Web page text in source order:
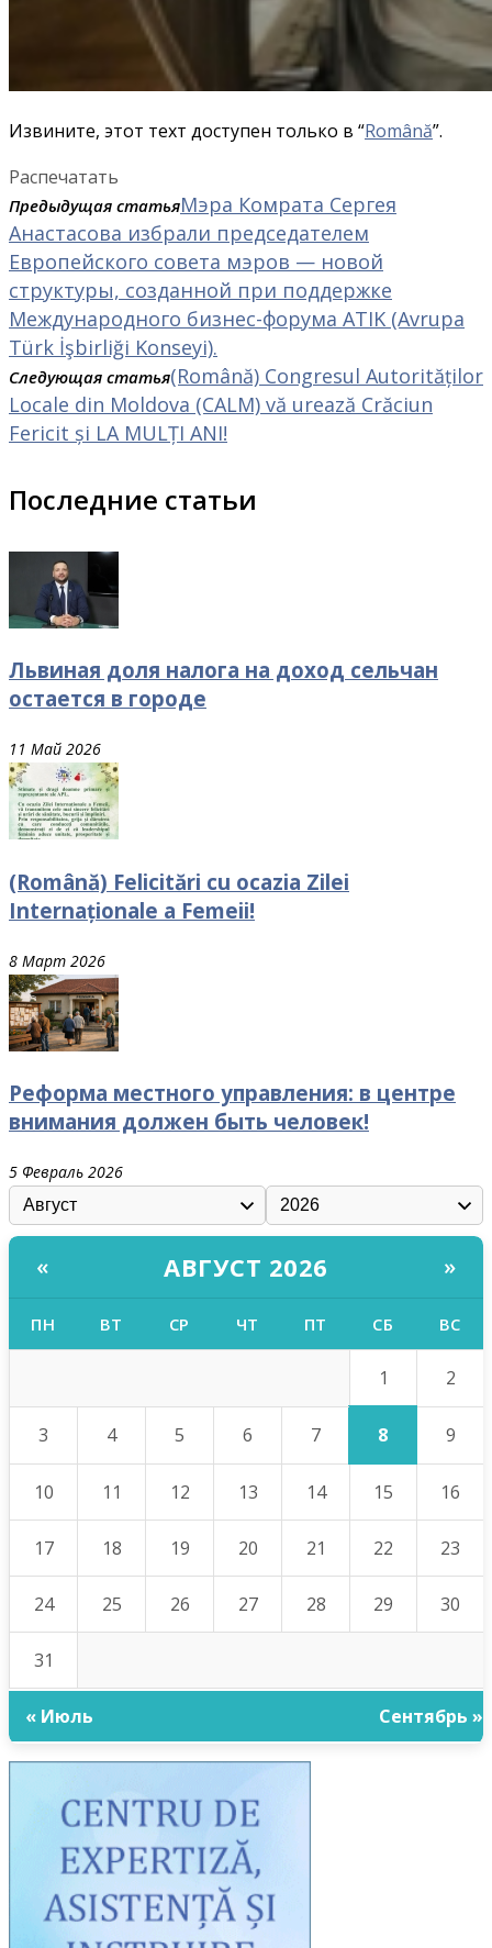
Извините, этот техт доступен только в “Română”.
Распечатать
Предыдущая статьяМэра Комрата Сергея
Анастасова избрали председателем
Европейского совета мэров — новой
структуры, созданной при поддержке
Международного бизнес-форума ATIK (Avrupa
Türk İşbirliği Konseyi).
Следующая статья(Română) Congresul Autorităților
Locale din Moldova (CALM) vă urează Crăciun
Fericit și LA MULȚI ANI!
Последние статьи
Львиная доля налога на доход сельчан
остается в городе
11 Май 2026
(Română) Felicitări cu ocazia Zilei
Internaționale a Femeii!
8 Март 2026
Реформа местного управления: в центре
внимания должен быть человек!
5 Февраль 2026
« АВГУСТ 2026 »
ПН ВТ СР ЧТ ПТ СБ ВС
1 2
3 4 5 6 7 8 9
10 11 12 13 14 15 16
17 18 19 20 21 22 23
24 25 26 27 28 29 30
31
« Июль Сентябрь »